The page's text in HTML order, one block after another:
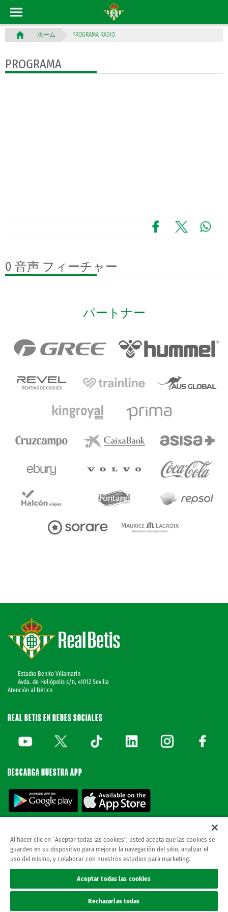
ホーム PROGRAMA RADIO
PROGRAMA
0 音声 フィーチャー
パートナー
Estadio Benito Villamarín
Avda. de Heliópolis s/n, 41012 Sevilla
Atención al Bético
REAL BETIS EN REDES SOCIALES
DESCARGA NUESTRA APP
© REAL BETIS BALOMPIE.当ウェブサイトは唯一のレアル・ベティス・バロン
ピエ公式ウェブサイトです。無断複製禁止。.
Al hacer clic en “Aceptar todas las cookies”, usted acepta que las cookies se
guarden en su dispositivo para mejorar la navegación del sitio, analizar el
uso del mismo, y colaborar con nuestros estudios para marketing.
Aceptar todas las cookies
Rechazarlas todas